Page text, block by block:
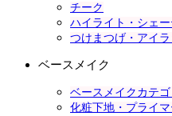
チーク
ハイライト・シェ
つけまつげ・アイラ
ベースメイク
ベースメイクカテ
化粧下地・プライマ